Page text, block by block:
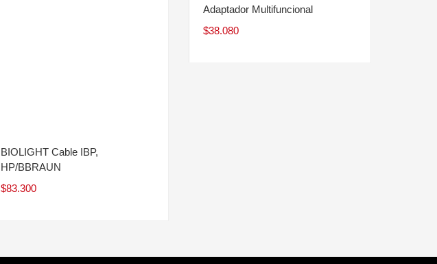
BIOLIGHT Cable IBP,
HP/BBRAUN
$83.300
Adaptador Multifuncional
$38.080